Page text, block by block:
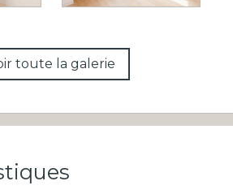
toute la galerie